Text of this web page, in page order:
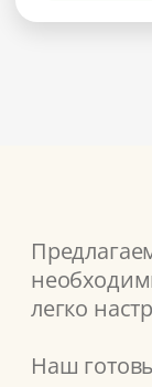
легко
Наш